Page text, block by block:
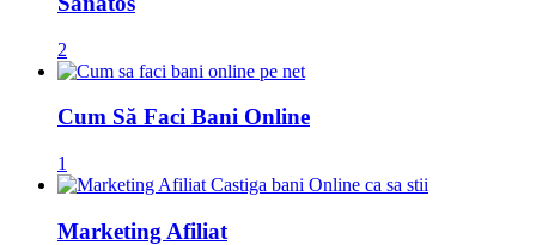
2
Cum Să Faci Bani Online
1
Marketing Afiliat